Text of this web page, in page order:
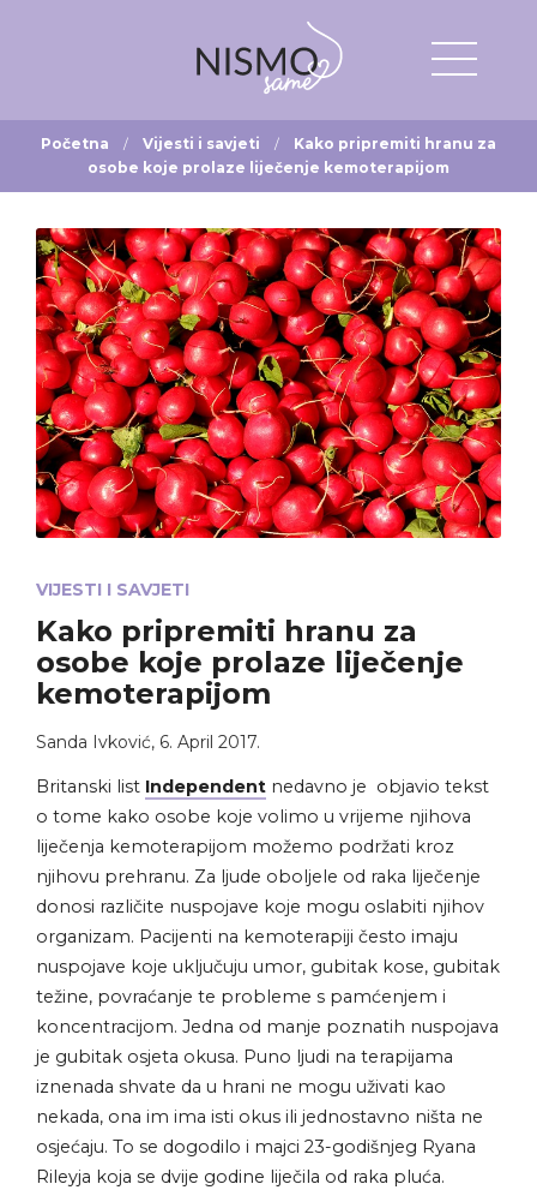
Početna Vijesti i savjeti
Kako pripremiti hranu za
osobe koje prolaze liječenje kemoterapijom
VIJESTI I SAVJETI
Kako pripremiti hranu za
osobe koje prolaze liječenje
kemoterapijom
Sanda Ivković, 6. April 2017.
Britanski list Independent nedavno je objavio tekst
o tome kako osobe koje volimo u vrijeme njihova
liječenja kemoterapijom možemo podržati kroz
njihovu prehranu. Za ljude oboljele od raka liječenje
donosi različite nuspojave koje mogu oslabiti njihov
organizam. Pacijenti na kemoterapiji često imaju
nuspojave koje uključuju umor, gubitak kose, gubitak
težine, povraćanje te probleme s pamćenjem i
koncentracijom. Jedna od manje poznatih nuspojava
je gubitak osjeta okusa. Puno ljudi na terapijama
iznenada shvate da u hrani ne mogu uživati kao
nekada, ona im ima isti okus ili jednostavno ništa ne
osjećaju. To se dogodilo i majci 23-godišnjeg Ryana
Rileyja koja se dvije godine liječila od raka pluća.